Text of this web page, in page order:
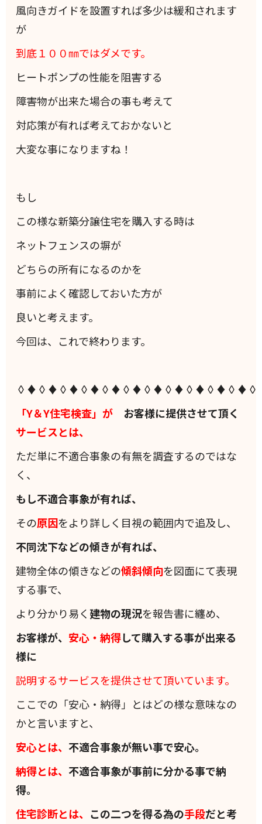
風向きガイドを設置すれば多少は緩和されます
が
到底１００㎜ではダメです。
ヒートポンプの性能を阻害する
障害物が出来た場合の事も考えて
対応策が有れば考えておかないと
大変な事になりますね！
もし
この様な新築分譲住宅を購入する時は
ネットフェンスの塀が
どちらの所有になるのかを
事前によく確認しておいた方が
良いと考えます。
今回は、これで終わります。
「Y＆Y住宅検査」が お客様に提供させて頂く
サービスとは、
ただ単に不適合事象の有無を調査するのではな
く、
もし不適合事象が有れば、
その原因をより詳しく目視の範囲内で追及し、
不同沈下などの傾きが有れば、
建物全体の傾きなどの傾斜傾向を図面にて表現
する事で、
より分かり易く 建物の現況を報告書に纏め、
お客様が、 安心・納得して購入する事が出来る
様に
説明するサービスを提供させて頂いています。
ここでの「安心・納得」とはどの様な意味なの
かと言いますと、
安心とは、 不適合事象が無い事で安心。
納得とは、 不適合事象が事前に分かる事で納
得。
住宅診断とは、 この二つを得る為の手段だと考